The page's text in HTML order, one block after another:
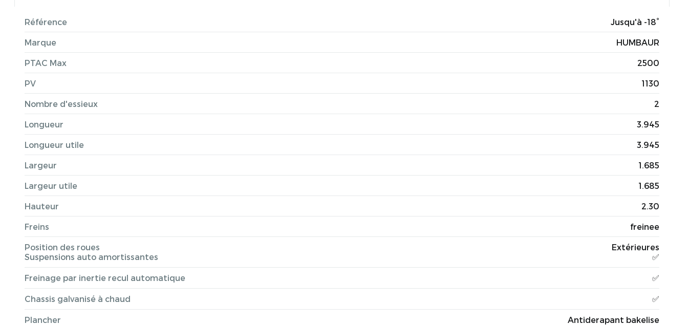
Référence Jusqu'à -18°
Marque HUMBAUR
PTAC Max 2500
PV 1130
Nombre d'essieux 2
Longueur 3.945
Longueur utile 3.945
Largeur 1.685
Largeur utile 1.685
Hauteur 2.30
Freins freinee
Position des roues
Extérieures
Suspensions auto amortissantes
✅
Freinage par inertie recul automatique ✅
Chassis galvanisé à chaud ✅
Plancher Antiderapant bakelise